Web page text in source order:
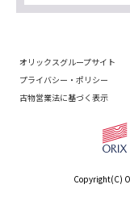
オリックスグループサイト
プライバシー・ポリシー
古物営業法に基づく表示
Copyright(C)